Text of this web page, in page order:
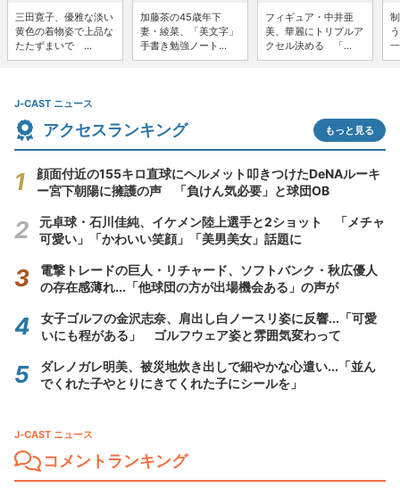
三田寛子、優雅な淡い
黄色の着物姿で上品な
たたずまいで ...
加藤茶の45歳年下
妻・綾菜、「美文字」
手書き勉強ノート...
フィギュア・中井亜
美、華麗にトリプルア
クセル決める 「...
J-CAST ニュース
アクセスランキング もっと見る
顔面付近の155キロ直球にヘルメット叩きつけたDeNAルーキ
ー宮下朝陽に擁護の声 「負けん気必要」と球団OB
元卓球・石川佳純、イケメン陸上選手と2ショット 「メチャ
可愛い」「かわいい笑顔」「美男美女」話題に
電撃トレードの巨人・リチャード、ソフトバンク・秋広優人
の存在感薄れ...「他球団の方が出場機会ある」の声が
女子ゴルフの金沢志奈、肩出し白ノースリ姿に反響...「可愛
いにも程がある」 ゴルフウェア姿と雰囲気変わって
ダレノガレ明美、被災地炊き出しで細やかな心遣い...「並ん
でくれた子やとりにきてくれた子にシールを」
J-CAST ニュース
コメントランキング